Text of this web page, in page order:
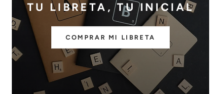
TU LIBRETA, TU INICIAL
COMPRAR MI LIBRETA